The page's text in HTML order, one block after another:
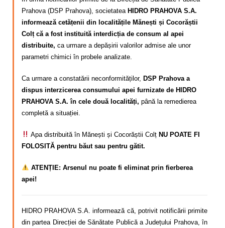
Prahova (DSP Prahova), societatea HIDRO PRAHOVA S.A.
informează cetățenii din localitățile Mănești și Cocorăștii
Colț că a fost instituită interdicția de consum al apei
distribuite, ca urmare a depășirii valorilor admise ale unor
parametri chimici în probele analizate.
Ca urmare a constatării neconformităților, DSP Prahova a
dispus interzicerea consumului apei furnizate de HIDRO
PRAHOVA S.A. în cele două localități, până la remedierea
completă a situației.
Apa distribuită în Mănești și Cocorăștii Colț NU POATE FI
FOLOSITĂ pentru băut sau pentru gătit.
ATENȚIE: Arsenul nu poate fi eliminat prin fierberea
apei!
HIDRO PRAHOVA S.A. informează că, potrivit notificării primite
din partea Direcției de Sănătate Publică a Județului Prahova, în